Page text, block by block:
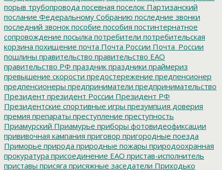
порыв трубопровода посевная поселок Партизанский
послание Федеральному Собранию последние звонки
последний звонок пособие пособия постинтернатное
сопровождение посылка потребители потребительская
корзина похищение почта Почта России Почта_России
пошлины правительство правительство ЕАО
правительство РФ праздник праздники праймериз
превышение скорости предостережение предпенсионер
предпенсионеры предприниматели предпринимательство
Президент президент России Президент РФ
Президентские спортивные игры презумпция доверия
премия препараты преступление преступность
Приамурский Приамурье приборы фотовидеофиксации
прививочная кампания приговор пригородные поезда
Приморье природа природные пожары природоохранная
прокуратура присоединение ЕАО пристав-исполнитель
приставы присяга присяжные заседатели Приходько